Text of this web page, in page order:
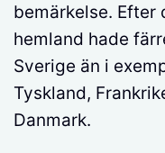
bemärkelse. Efter
hemland hade
Sverige än i
Tyskland,
Danmark.